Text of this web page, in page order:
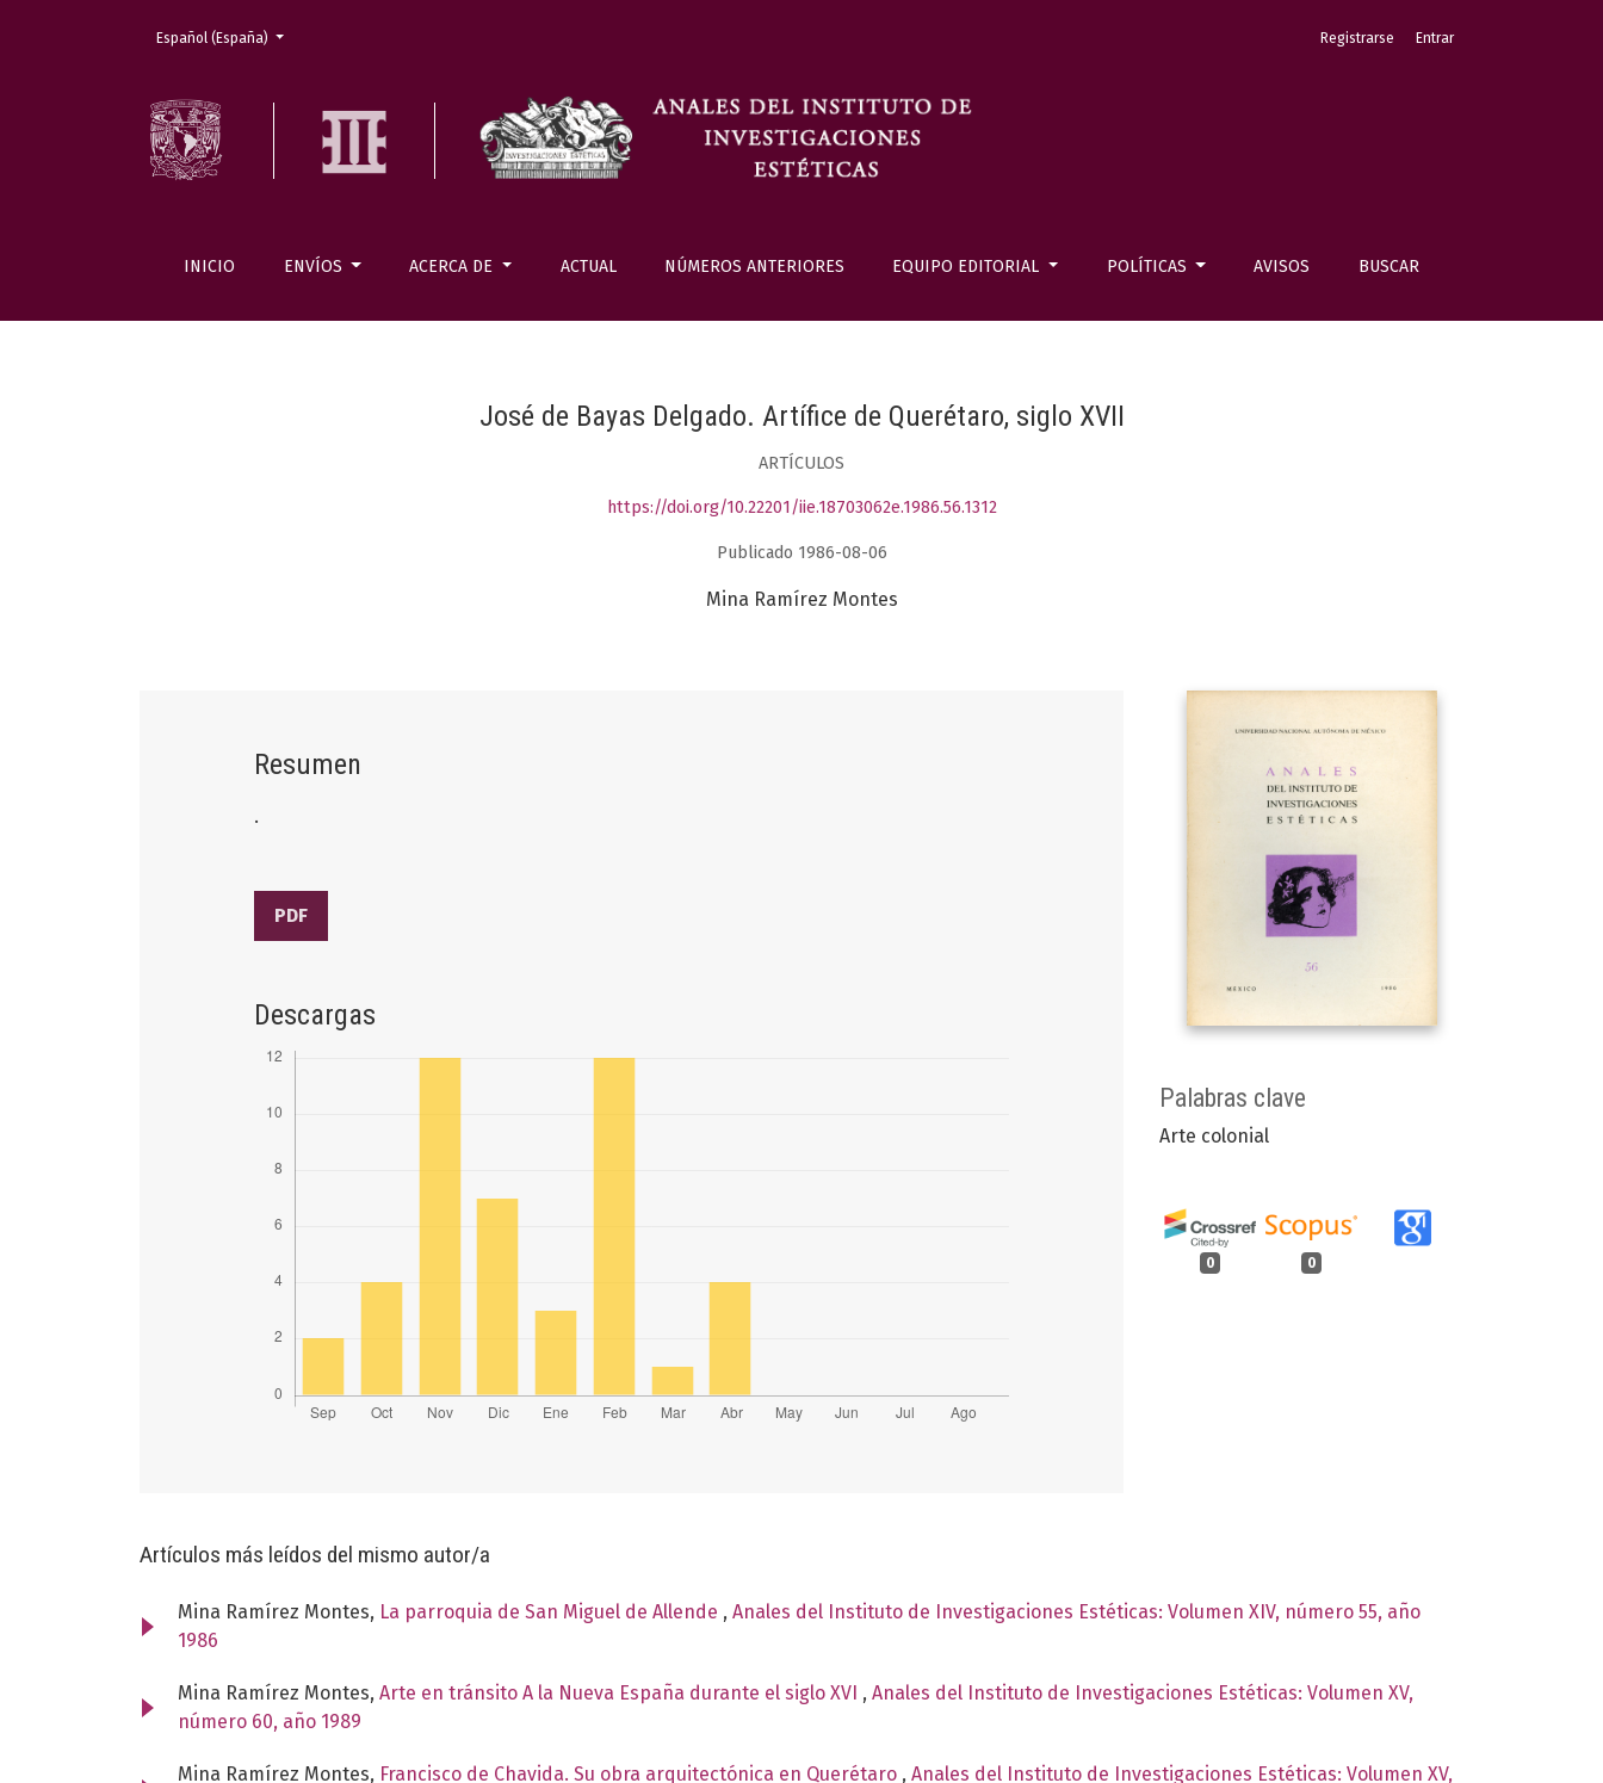
INICIO ENVÍOS ACERCA DE ACTUAL NÚMEROS ANTERIORES EQUIPO EDITORIAL POLÍTICAS AVISOS BUSCAR
Registrarse Entrar
Cambiar el idioma. El actual es:
Español (España)
José de Bayas Delgado. Artífice de Querétaro, siglo XVII
ARTÍCULOS
https://doi.org/10.22201/iie.18703062e.1986.56.1312
Publicado 1986-08-06
Mina Ramírez Montes
Palabras clave
Arte colonial
0 0
Resumen
.
PDF
Descargas
Artículos más leídos del mismo autor/a
Mina Ramírez Montes, La parroquia de San Miguel de Allende , Anales del Instituto de Investigaciones Estéticas: Volumen XIV, número 55, año
1986
Mina Ramírez Montes, Arte en tránsito A la Nueva España durante el siglo XVI , Anales del Instituto de Investigaciones Estéticas: Volumen XV,
número 60, año 1989
Mina Ramírez Montes, Francisco de Chavida. Su obra arquitectónica en Querétaro , Anales del Instituto de Investigaciones Estéticas: Volumen XV,